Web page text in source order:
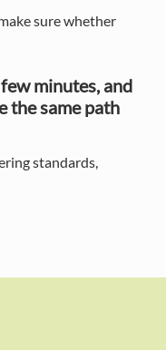
sure whether
minutes, and
the same path
standards,